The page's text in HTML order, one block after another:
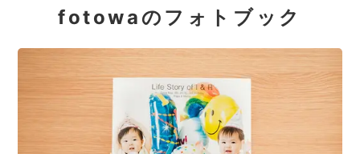
fotowaのフォトブック